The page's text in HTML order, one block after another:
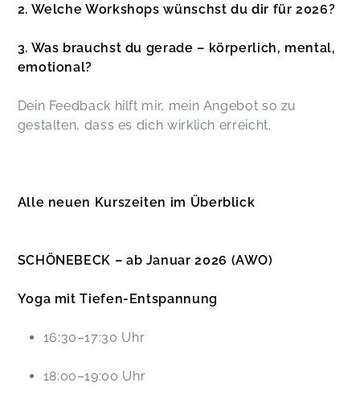
2. Welche Workshops wünschst du dir für 2026?
3. Was brauchst du gerade – körperlich, mental,
emotional?
Dein Feedback hilft mir, mein Angebot so zu
gestalten, dass es dich wirklich erreicht.
Alle neuen Kurszeiten im Überblick
SCHÖNEBECK – ab Januar 2026 (AWO)
Yoga mit Tiefen-Entspannung
16:30–17:30 Uhr
18:00–19:00 Uhr